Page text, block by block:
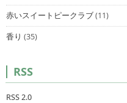
赤いスイートピークラブ(11)
香り (35)
RSS
RSS 2.0